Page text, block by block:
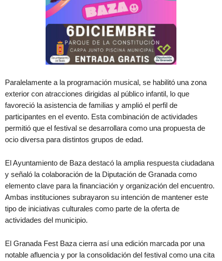
Paralelamente a la programación musical, se habilitó una zona
exterior con atracciones dirigidas al público infantil, lo que
favoreció la asistencia de familias y amplió el perfil de
participantes en el evento. Esta combinación de actividades
permitió que el festival se desarrollara como una propuesta de
ocio diversa para distintos grupos de edad.
El Ayuntamiento de Baza destacó la amplia respuesta ciudadana
y señaló la colaboración de la Diputación de Granada como
elemento clave para la financiación y organización del encuentro.
Ambas instituciones subrayaron su intención de mantener este
tipo de iniciativas culturales como parte de la oferta de
actividades del municipio.
El Granada Fest Baza cierra así una edición marcada por una
notable afluencia y por la consolidación del festival como una cita